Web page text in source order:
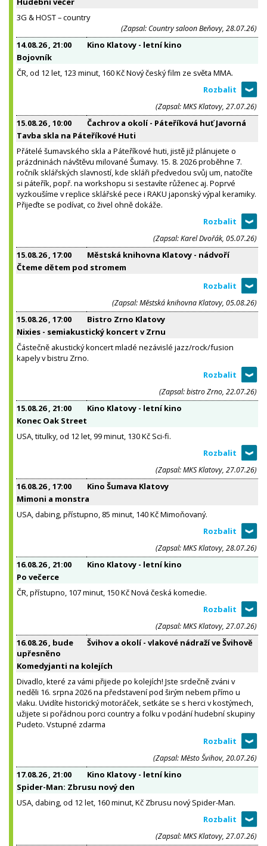
3G & HOST – country
(Zapsal: Country saloon Beňovy, 28.07.26)
14.08.26, 21:00
Kino Klatovy - letní kino
Bojovník
ČR, od 12 let, 123 minut, 160 Kč Nový český film ze světa MMA.
(Zapsal: MKS Klatovy, 27.07.26)
15.08.26, 10:00
Čachrov a okolí - Páteříková huť Javorná
Tavba skla na Páteříkové Huti
Přátelé šumavského skla a Páteříkové huti, jistě již plánujete o
prázdninách návštěvu milované Šumavy. 15. 8. 2026 proběhne 7.
ročník sklářských slavností, kde skláři předvedou svůj um, natočíte
si páteřík, popř. na workshopu si sestavíte růženec aj. Poprvé
vyzkoušíme v replice sklářské pece i RAKU japonský výpal keramiky.
Přijeďte se podívat, co živel ohně dokáže.
(Zapsal: Karel Dvořák, 05.07.26)
15.08.26, 17:00
Městská knihovna Klatovy - nádvoří
Čteme dětem pod stromem
(Zapsal: Městská knihovna Klatovy, 05.08.26)
15.08.26, 17:00
Bistro Zrno Klatovy
Nixies - semiakustický koncert v Zrnu
Částečně akustický koncert mladé nezávislé jazz/rock/fusion
kapely v bistru Zrno.
(Zapsal: bistro Zrno, 22.07.26)
15.08.26, 21:00
Kino Klatovy - letní kino
Konec Oak Street
USA, titulky, od 12 let, 99 minut, 130 Kč Sci-fi.
(Zapsal: MKS Klatovy, 27.07.26)
16.08.26, 17:00
Kino Šumava Klatovy
Mimoni a monstra
USA, dabing, přístupno, 85 minut, 140 Kč Mimoňovaný.
(Zapsal: MKS Klatovy, 28.07.26)
16.08.26, 21:00
Kino Klatovy - letní kino
Po večerce
ČR, přístupno, 107 minut, 150 Kč Nová česká komedie.
(Zapsal: MKS Klatovy, 27.07.26)
16.08.26, bude
upřesněno
Švihov a okolí - vlakové nádraží ve Švihově
Komedyjanti na kolejích
Divadlo, které za vámi přijede po kolejích! Jste srdečně zváni v
neděli 16. srpna 2026 na představení pod širým nebem přímo u
vlaku. Uvidíte historický motoráček, setkáte se s herci v kostýmech,
užijete si pořádnou porci country a folku v podání hudební skupiny
Pudeto. Vstupné zdarma
(Zapsal: Město Švihov, 20.07.26)
17.08.26, 21:00
Kino Klatovy - letní kino
Spider-Man: Zbrusu nový den
USA, dabing, od 12 let, 160 minut, Kč Zbrusu nový Spider-Man.
(Zapsal: MKS Klatovy, 27.07.26)